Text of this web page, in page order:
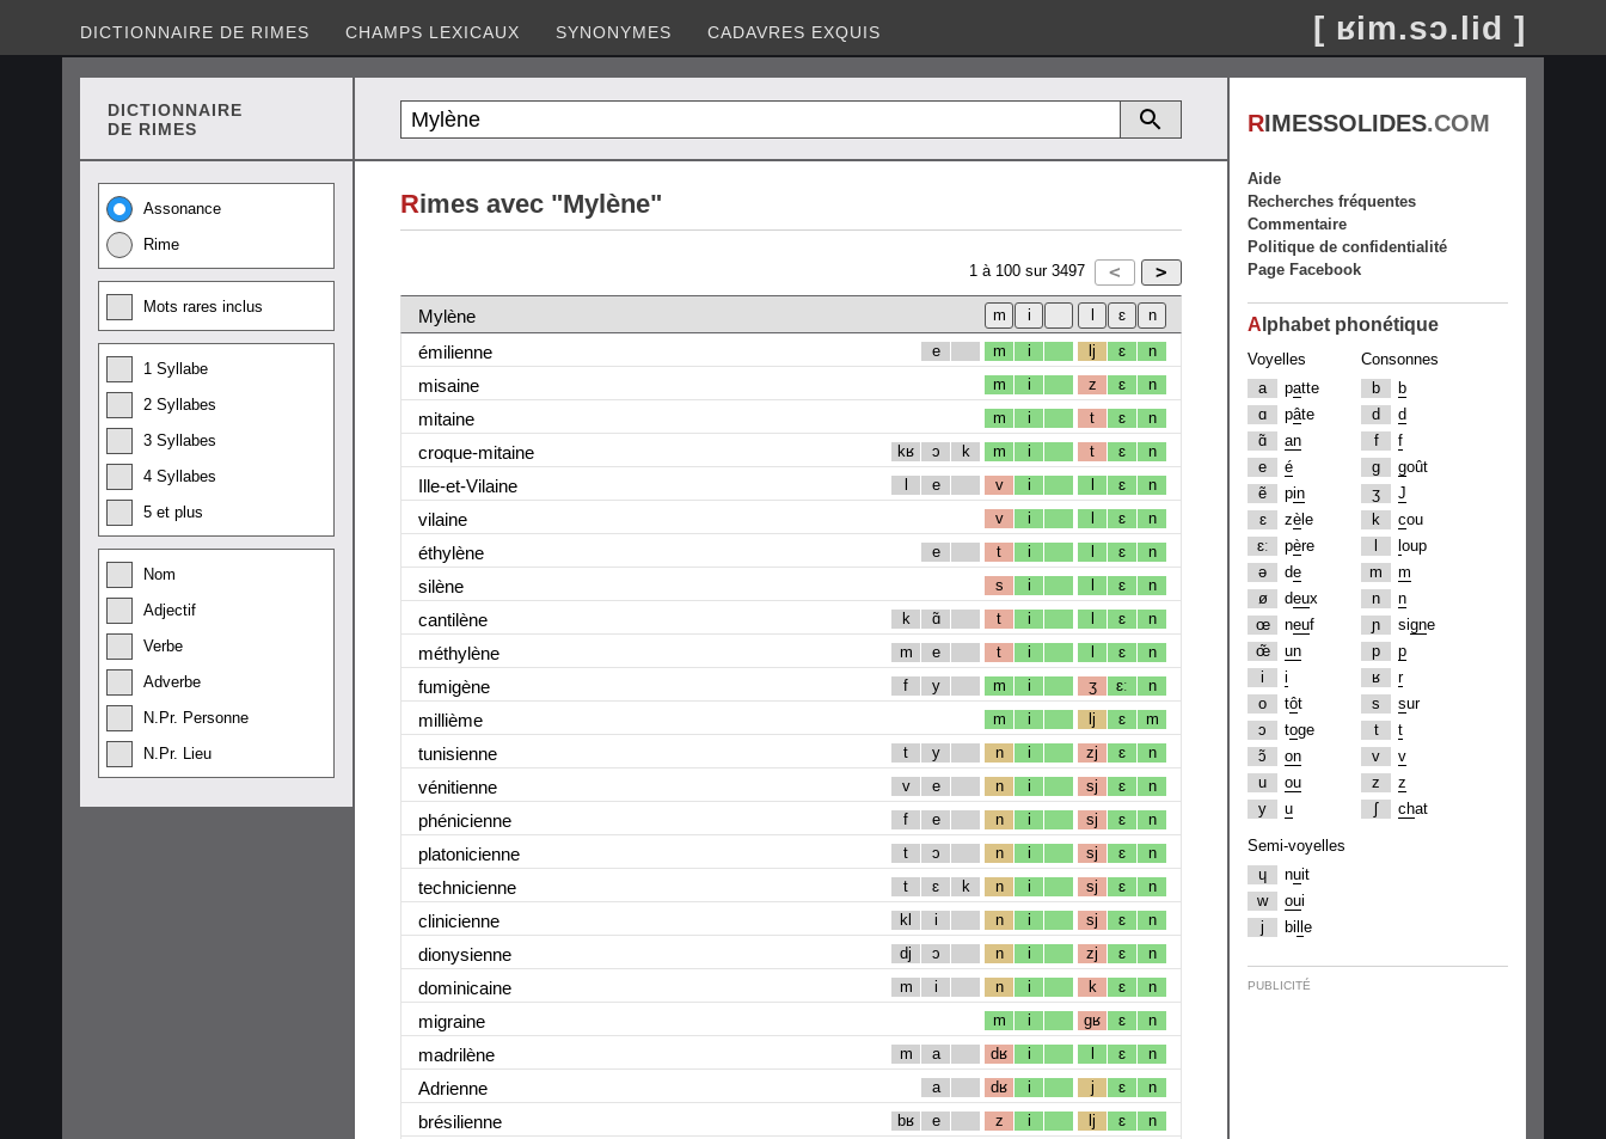
DICTIONNAIRE DE RIMES CHAMPS LEXICAUX SYNONYMES CADAVRES EXQUIS [ ʁim.sɔ.lid ]
DICTIONNAIRE
DE RIMES
Assonance
Rime
Mots rares inclus
1 Syllabe
2 Syllabes
3 Syllabes
4 Syllabes
5 et plus
Nom
Adjectif
Verbe
Adverbe
N.Pr. Personne
N.Pr. Lieu
Rimes avec "Mylène"
1 à 100 sur 3497
Mylène
émilienne
e m i lj ɛ n
misaine m i z ɛ n
mitaine m i t ɛ n
croque-mitaine kʁ ɔ k m i t ɛ n
Ille-et-Vilaine l e v i l ɛ n
vilaine v i l ɛ n
éthylène e t i l ɛ n
silène s i l ɛ n
cantilène k ɑ̃ t i l ɛ n
méthylène m e t i l ɛ n
fumigène f y m i ʒ ɛː n
millième m i lj ɛ m
tunisienne t y n i zj ɛ n
vénitienne v e n i sj ɛ n
phénicienne f e n i sj ɛ n
platonicienne t ɔ n i sj ɛ n
technicienne t ɛ k n i sj ɛ n
clinicienne kl i n i sj ɛ n
dionysienne dj ɔ n i zj ɛ n
dominicaine m i n i k ɛ n
migraine m i gʁ ɛ n
madrilène m a dʁ i l ɛ n
Adrienne a dʁ i j ɛ n
brésilienne bʁ e z i lj ɛ n
RIMESSOLIDES.COM
Aide
Recherches fréquentes
Commentaire
Politique de confidentialité
Page Facebook
A lphabet phonétique
Voyelles
a
patte
ɑ
pâte
ɑ̃
an
e
é
ẽ
pin
ɛ
zè le
ɛː
père
ə
de
ø
deux
œ
neuf
œ̃
un
i
i
o
tôt
ɔ
toge
ɔ̃
on
u
ou
y
u
Consonnes
b
b
d
d
f
f
g
goût
ʒ
J
k
cou
oup
m
m
n
n
ɲ
signe
p
p
ʁ
r
s
sur
t
t
v
v
z
z
ʃ
chat
Semi-voyelles
ɥ
nuit
w
oui
j
bi e
PUBLICITÉ